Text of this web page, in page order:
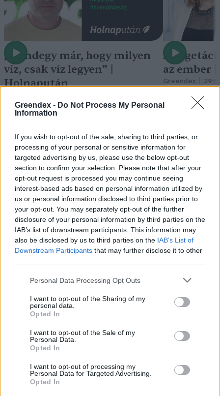
Greendex - Do Not Process My Personal
Information
If you wish to opt-out of the sale, sharing to third parties, or
processing of your personal or sensitive information for
targeted advertising by us, please use the below opt-out
section to confirm your selection. Please note that after your
opt-out request is processed you may continue seeing
interest-based ads based on personal information utilized by
us or personal information disclosed to third parties prior to
your opt-out. You may separately opt-out of the further
disclosure of your personal information by third parties on the
IAB’s list of downstream participants. This information may
also be disclosed by us to third parties on the IAB’s List of
Downstream Participants that may further disclose it to other
Personal Data Processing Opt Outs
I want to opt-out of the Sharing of my
personal data.
Opted In
I want to opt-out of the Sale of my
Personal Data.
Opted In
I want to opt-out of processing my
Personal Data for Targeted Advertising.
Opted In
„Mindegy már, hogy milyen
víz, csak víz legyen” |
Holnapután
A
az ember
Greendex
Vitorlavirág – Így lesz gyönyörű
a te lakásodban is
ÉLŐ BOLYGÓNK Lonkay Márta 4 perc